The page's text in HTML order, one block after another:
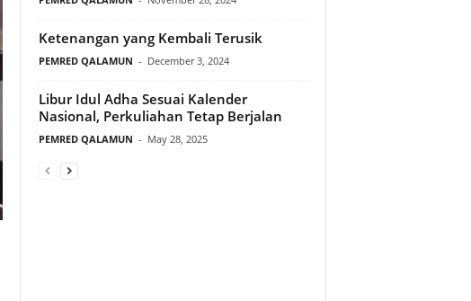
Ketenangan yang Kembali Terusik
PEMRED QALAMUN - December 3, 2024
Libur Idul Adha Sesuai Kalender
Nasional, Perkuliahan Tetap Berjalan
PEMRED QALAMUN - May 28, 2025